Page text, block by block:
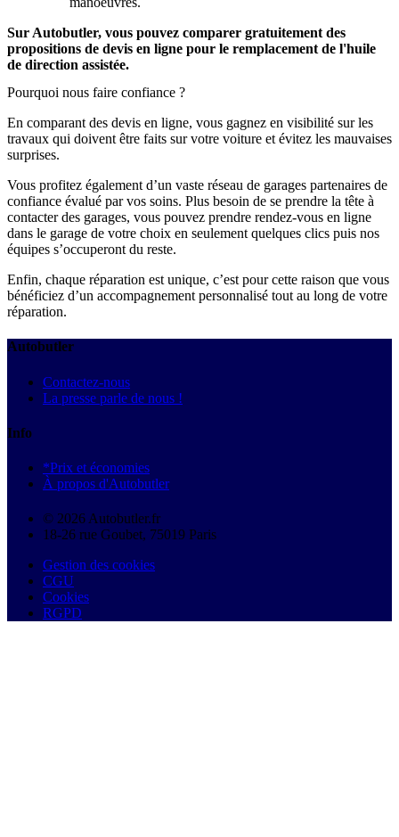
Sur Autobutler, vous pouvez comparer gratuitement des
propositions de devis en ligne pour le remplacement de l'huile
de direction assistée.
Pourquoi nous faire confiance ?
En comparant des devis en ligne, vous gagnez en visibilité sur les
travaux qui doivent être faits sur votre voiture et évitez les mauvaises
surprises.
Vous profitez également d’un vaste réseau de garages partenaires de
confiance évalué par vos soins. Plus besoin de se prendre la tête à
contacter des garages, vous pouvez prendre rendez-vous en ligne
dans le garage de votre choix en seulement quelques clics puis nos
équipes s’occuperont du reste.
Enfin, chaque réparation est unique, c’est pour cette raison que vous
bénéficiez d’un accompagnement personnalisé tout au long de votre
réparation.
Autobutler
Contactez-nous
La presse parle de nous !
Info
*Prix et économies
À propos d'Autobutler
© 2026 Autobutler.fr
18-26 rue Goubet, 75019 Paris
Gestion des cookies
CGU
Cookies
RGPD